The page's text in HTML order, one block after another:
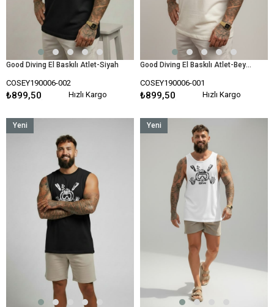
Good Diving El Baskılı Atlet-Siyah
COSEY190006-002
₺899,50 Hızlı Kargo
Good Diving El Baskılı Atlet-Beyaz
COSEY190006-001
₺899,50 Hızlı Kargo
Yeni
Yeni